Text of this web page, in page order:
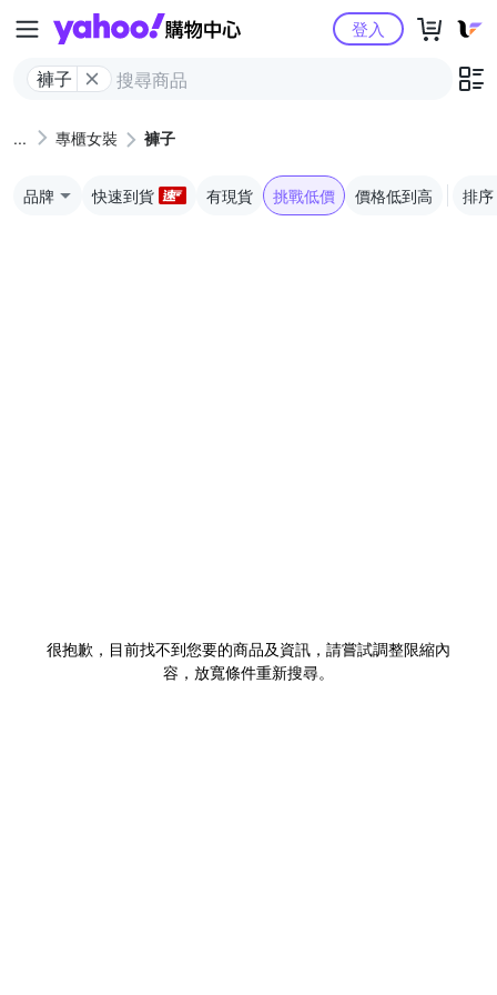
Yahoo購物中心
褲子
登入
專櫃女裝 褲子
品牌 快速到貨 有現貨 挑戰低價 價格低到高 排序
很抱歉，目前找不到您要的商品及資訊，請嘗試調整限縮內
容，放寬條件重新搜尋。